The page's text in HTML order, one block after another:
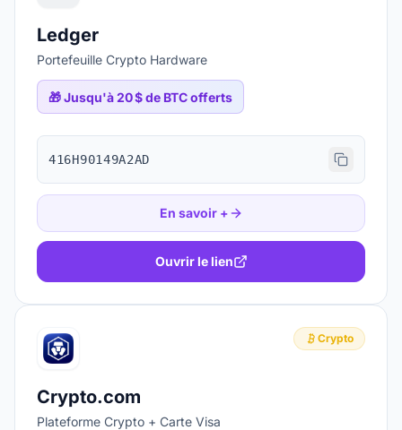
Ledger
Portefeuille Crypto Hardware
🎁Jusqu'à 20 $ de BTC offerts
416H90149A2AD
En savoir +
Ouvrir le lien
Crypto
Crypto.com
Plateforme Crypto + Carte Visa